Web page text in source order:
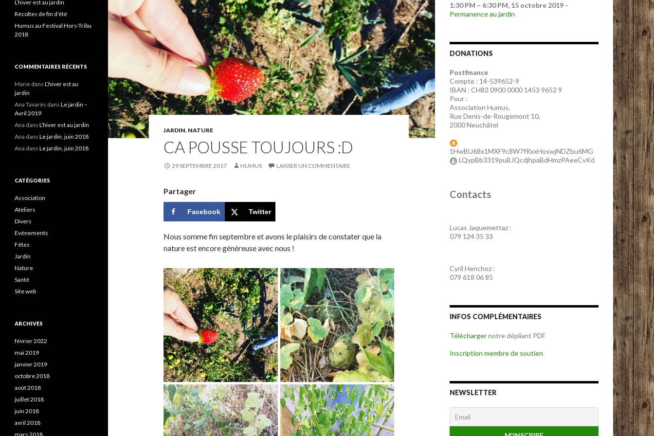
JARDIN, NATURE
CA POUSSE TOUJOURS :D
29 SEPTEMBRE 2017 HUMUS LAISSER UN COMMENTAIRE
Partager
Facebook Twitter
Nous somme fin septembre et avons le plaisirs de constater que la
nature est encore généreuse avec nous !
1:30 PM – 6:30 PM, 15 octobre 2019 –
Permanence au jardin
DONATIONS
Postfinance
Compte : 14-539652-9
IBAN : CH82 0900 0000 1453 9652 9
Pour :
Association Humus,
Rue Denis-de-Rougemont 10,
2000 Neuchâtel
1HwBU68x1MXF9c8W7fRxxHoswjNDZbu6MG
LQypBb3319puBJQcdjhpaBdHmzPAeeCvKd
Contacts
Lucas Jaquemettaz :
079 124 35 33
Cyril Henchoz :
079 618 06 85
INFOS COMPLÉMENTAIRES
Téléchargernotre dépliant PDF
Inscription membre de soutien
NEWSLETTER
L’hiver est au jardin
Récoltes de fin d’été
Humus au Festival Hors-Tribu
2018
COMMENTAIRES RÉCENTS
Marie dans L’hiver est au
jardin
Ana Tavarès dans Le jardin –
Avril 2019
Ana dans L’hiver est au jardin
Ana dans Le jardin, juin 2018
Ana dans Le jardin, juin 2018
CATÉGORIES
Association
Ateliers
Divers
Evénements
Fêtes
Jardin
Nature
Santé
Site web
ARCHIVES
février 2022
mai 2019
janvier 2019
octobre 2018
août 2018
juillet 2018
juin 2018
avril 2018
mars 2018